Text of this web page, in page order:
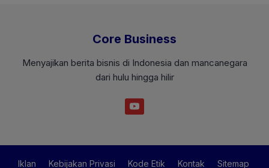
Core Business
Menyajikan berita bisnis di Indonesia dan mancanegara
dari hulu hingga hilir
Iklan Kebijakan Privasi Kode Etik Kontak Sitemap